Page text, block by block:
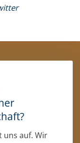
uns auf. Wir